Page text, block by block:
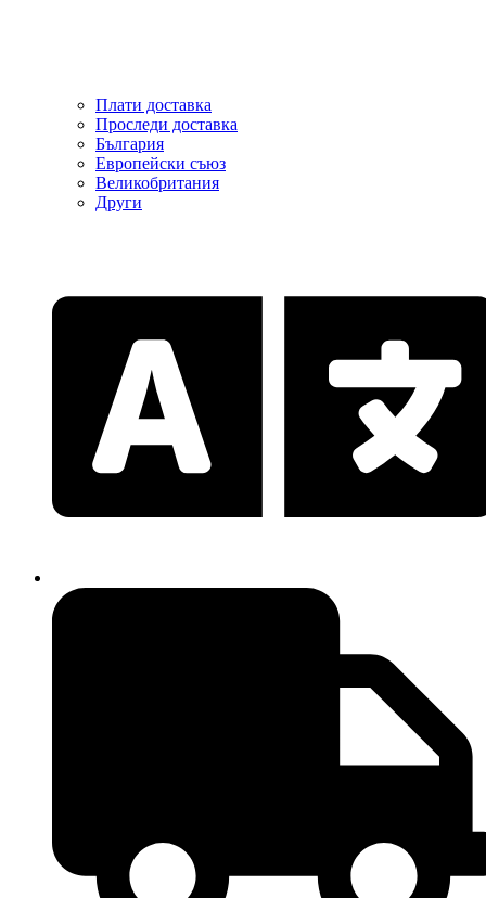
Плати доставка
Проследи доставка
България
Европейски съюз
Великобритания
Други